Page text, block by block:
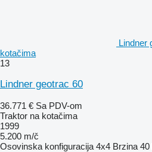
Lindner
kotačima
13
Lindner geotrac 60
36.771 € Sa PDV-om
Traktor na kotačima
1999
5.200 m/č
Osovinska konfiguracija 4x4 Brzina 40